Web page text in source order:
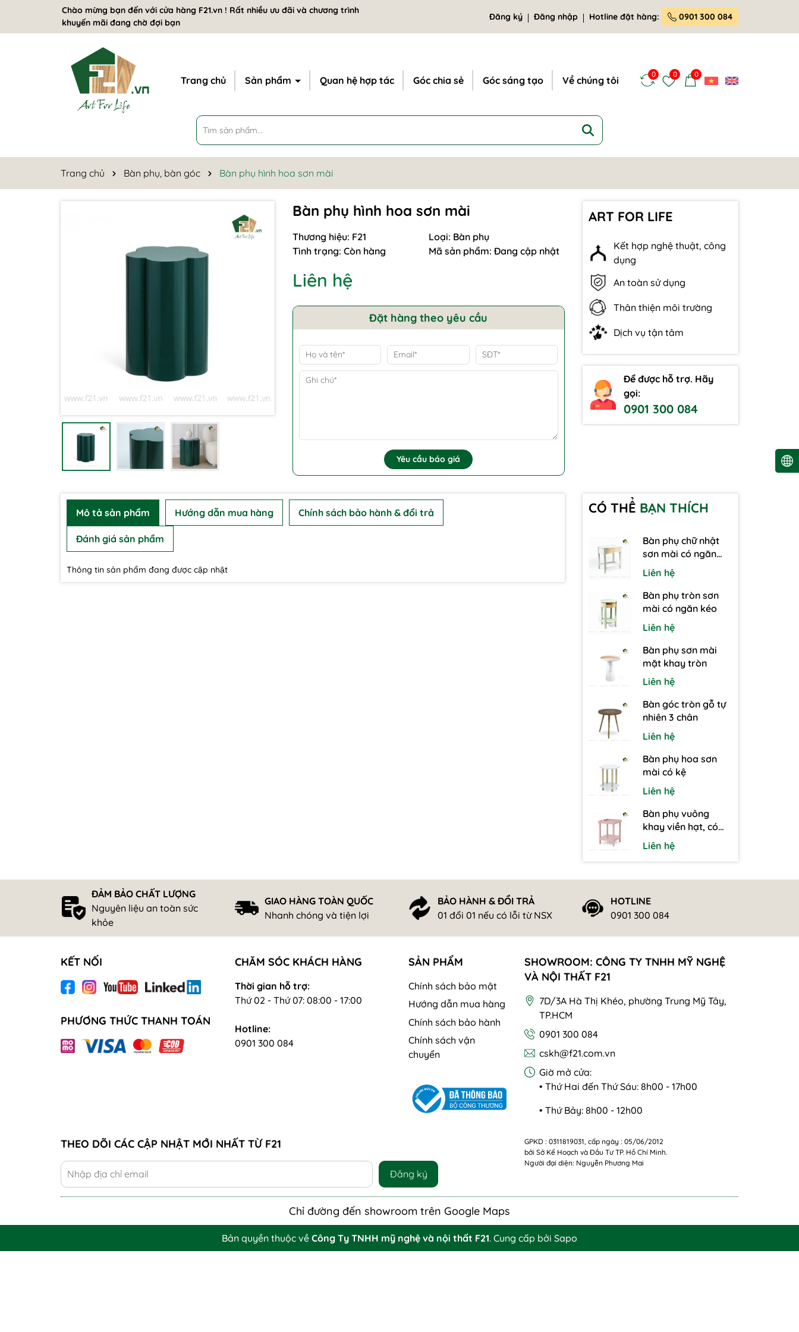
Chào mừng bạn đến với cửa hàng F21.vn ! Rất nhiều ưu đãi và chương trình
khuyến mãi đang chờ đợi bạn
Đăng ký Đăng nhập Hotline đặt hàng: 0901 300 084
Trang chủ Sản phẩm Quan hệ hợp tác Góc chia sẻ Góc sáng tạo Về chúng tôi
0 0 0
Trang chủ Bàn phụ, bàn góc Bàn phụ hình hoa sơn mài
Bàn phụ hình hoa sơn mài
Thương hiệu: F21 Loại: Bàn phụ
Tình trạng: Còn hàng Mã sản phẩm: Đang cập nhật
Liên hệ
Đặt hàng theo yêu cầu
Yêu cầu báo giá
ART FOR LIFE
Kết hợp nghệ thuật, công
dụng
An toàn sử dụng
Thân thiện môi trường
Dịch vụ tận tâm
Để được hỗ trợ. Hãy
gọi:
0901 300 084
Mô tả sản phẩm Hướng dẫn mua hàng Chính sách bảo hành & đổi trả
Đánh giá sản phẩm
Thông tin sản phẩm đang được cập nhật
CÓ THỂ BẠN THÍCH
Bàn phụ chữ nhật
sơn mài có ngăn
kéo
Liên hệ
Bàn phụ tròn sơn
mài có ngăn kéo
Liên hệ
Bàn phụ sơn mài
mặt khay tròn
Liên hệ
Bàn góc tròn gỗ tự
nhiên 3 chân
Liên hệ
Bàn phụ hoa sơn
mài có kệ
Liên hệ
Bàn phụ vuông
khay viền hạt, có
thể tháo rời kèm kệ
Liên hệ
ĐẢM BẢO CHẤT LƯỢNG
Nguyên liệu an toàn sức
khỏe
GIAO HÀNG TOÀN QUỐC
Nhanh chóng và tiện lợi
BẢO HÀNH & ĐỔI TRẢ
01 đổi 01 nếu có lỗi từ NSX
HOTLINE
0901 300 084
KẾT NỐI
PHƯƠNG THỨC THANH TOÁN
CHĂM SÓC KHÁCH HÀNG
Thời gian hỗ trợ:
Thứ 02 - Thứ 07: 08:00 - 17:00
Hotline:
0901 300 084
SẢN PHẨM
Chính sách bảo mật
Hướng dẫn mua hàng
Chính sách bảo hành
Chính sách vận
chuyển
SHOWROOM: CÔNG TY TNHH MỸ NGHỆ
VÀ NỘI THẤT F21
7D/3A Hà Thị Khéo, phường Trung Mỹ Tây,
TP.HCM
0901 300 084
cskh@f21.com.vn
Giờ mở cửa:
• Thứ Hai đến Thứ Sáu: 8h00 - 17h00
• Thứ Bảy: 8h00 - 12h00
THEO DÕI CÁC CẬP NHẬT MỚI NHẤT TỪ F21
Đăng ký
GPKD : 0311819031, cấp ngày : 05/06/2012
bởi Sở Kế Hoạch và Đầu Tư TP. Hồ Chí Minh.
Người đại diện: Nguyễn Phương Mai
Chỉ đường đến showroom trên Google Maps
Bản quyền thuộc về Công Ty TNHH mỹ nghệ và nội thất F21. Cung cấp bởi Sapo